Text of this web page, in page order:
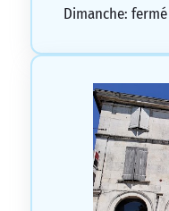
Dimanche: fermé